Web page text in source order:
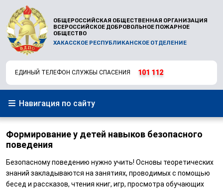
ОБЩЕРОССИЙСКАЯ ОБЩЕСТВЕННАЯ ОРГАНИЗАЦИЯ
ВСЕРОССИЙСКОЕ ДОБРОВОЛЬНОЕ ПОЖАРНОЕ
ОБЩЕСТВО
ХАКАССКОЕ РЕСПУБЛИКАНСКОЕ ОТДЕЛЕНИЕ
ЕДИНЫЙ ТЕЛЕФОН СЛУЖБЫ СПАСЕНИЯ 101 112
Навигация по сайту
Формирование у детей навыков безопасного
поведения
Безопасному поведению нужно учить! Основы теоретических
знаний закладываются на занятиях, проводимых с помощью
бесед и рассказов, чтения книг, игр, просмотра обучающих